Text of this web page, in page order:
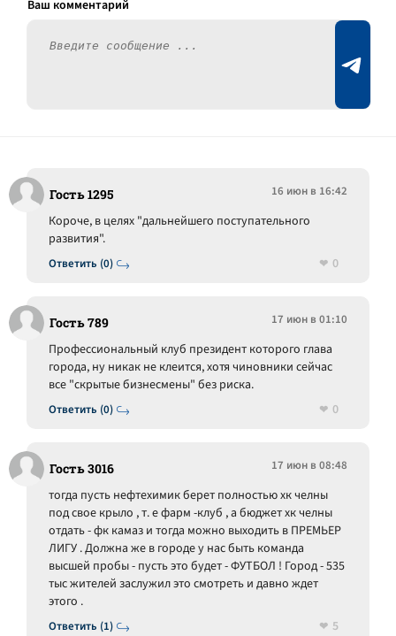
Гость 1295 16 июн в 16:42
Ответить (0)
Короче, в целях "дальнейшего поступательного
развития".
0
Гость 789 17 июн в 01:10
Ответить (0)
Профессиональный клуб президент которого глава
города, ну никак не клеится, хотя чиновники сейчас
все "скрытые бизнесмены" без риска.
0
Гость 3016 17 июн в 08:48
Ответить (1)
тогда пусть нефтехимик берет полностью хк челны
под свое крыло , т. е фарм -клуб , а бюджет хк челны
отдать - фк камаз и тогда можно выходить в ПРЕМЬЕР
ЛИГУ . Должна же в городе у нас быть команда
высшей пробы - пусть это будет - ФУТБОЛ ! Город - 535
тыс жителей заслужил это смотреть и давно ждет
этого .
5